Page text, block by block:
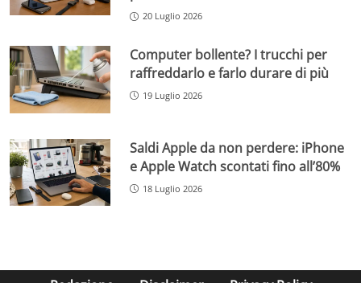
20 Luglio 2026
Computer bollente? I trucchi per
raffreddarlo e farlo durare di più
19 Luglio 2026
Saldi Apple da non perdere: iPhone
e Apple Watch scontati fino all’80%
18 Luglio 2026